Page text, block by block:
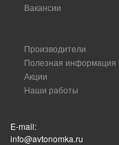
Вакансии
Производители
Полезная информация
Акции
Наши работы
E-mail:
info@avtonomka.ru